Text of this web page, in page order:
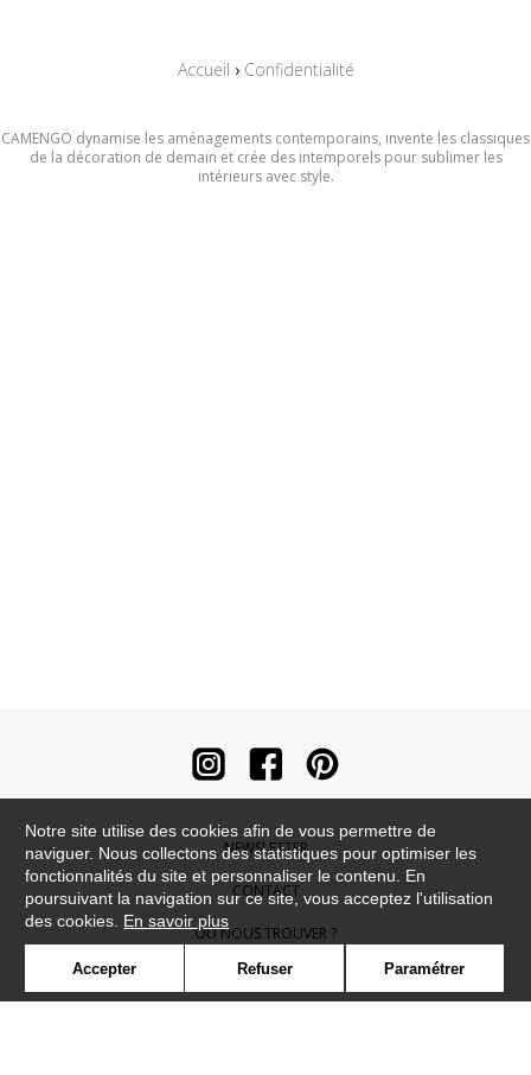
Accueil › Confidentialité
CAMENGO dynamise les aménagements contemporains, invente les classiques
de la décoration de demain et crée des intemporels pour sublimer les
intérieurs avec style.
NEWSLETTER
CONTACT
OÙ NOUS TROUVER ?
CONTRACT
Notre site utilise des cookies afin de vous permettre de
naviguer. Nous collectons des statistiques pour optimiser les
fonctionnalités du site et personnaliser le contenu. En
poursuivant la navigation sur ce site, vous acceptez l'utilisation
des cookies. En savoir plus
Accepter Refuser Paramétrer